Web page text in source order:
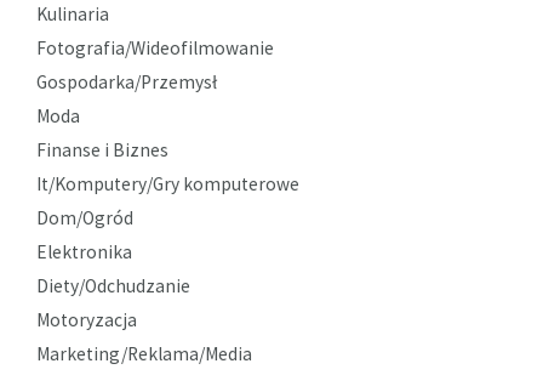
Kulinaria
Fotografia/Wideofilmowanie
Gospodarka/Przemysł
Moda
Finanse i Biznes
It/Komputery/Gry komputerowe
Dom/Ogród
Elektronika
Diety/Odchudzanie
Motoryzacja
Marketing/Reklama/Media